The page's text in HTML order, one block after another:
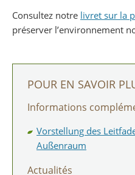
Consultez notre livret sur la
préserver l’environnement
POUR EN SAVOIR
Informations
Vorstellung des
Außenraum
Actualités